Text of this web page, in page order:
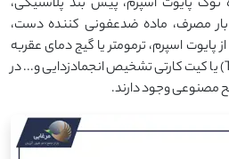
نوک پایوت اسپرم، پیش بند پلاستیکی،
مصرف، ماده ضدعفونی کننده دست،
اسپرم، ترمومتر یا گیج دمای عقربه
ای و تاو مونیتور (Thaw Monitor) یا کیت کارتی تشخیص انجمادزدایی و... در
مصنوعی وجود دارند.